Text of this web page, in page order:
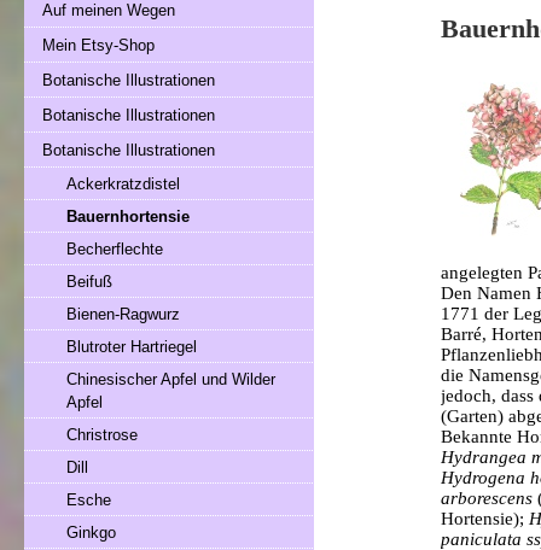
angelegten
Den Namen
1771 der
Barré,
die
jedoch,
(Garten)
Bekannte
Hydrangea
Hydrogena
arborescens
Hortensie);
paniculata
Auf meinen Wegen
Mein Etsy-Shop
Botanische Illustrationen
Botanische Illustrationen
Botanische Illustrationen
Ackerkratzdistel
Bauernhortensie
Becherflechte
Beifuß
Bienen-Ragwurz
Blutroter Hartriegel
Chinesischer Apfel und Wilder
Apfel
Christrose
Dill
Esche
Ginkgo